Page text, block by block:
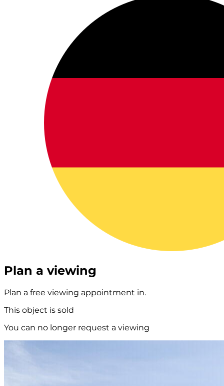
Plan a viewing
Plan a free viewing appointment in.
This object is sold
You can no longer request a viewing